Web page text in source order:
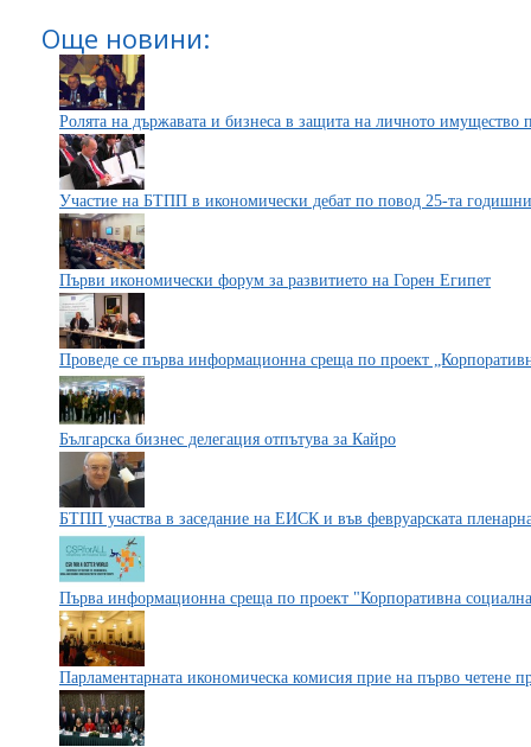
Още новини:
Ролята на държавата и бизнеса в защита на личното имущество
Участие на БТПП в икономически дебат по повод 25-та
Първи икономически форум за развитието на Горен Египет
Проведе се първа информационна среща по проект
Българска бизнес делегация отпътува за Кайро
БТПП участва в заседание на ЕИСК и във февруарската
Първа информационна среща по проект "Корпоративна социална
Парламентарната икономическа комисия прие на първо четене